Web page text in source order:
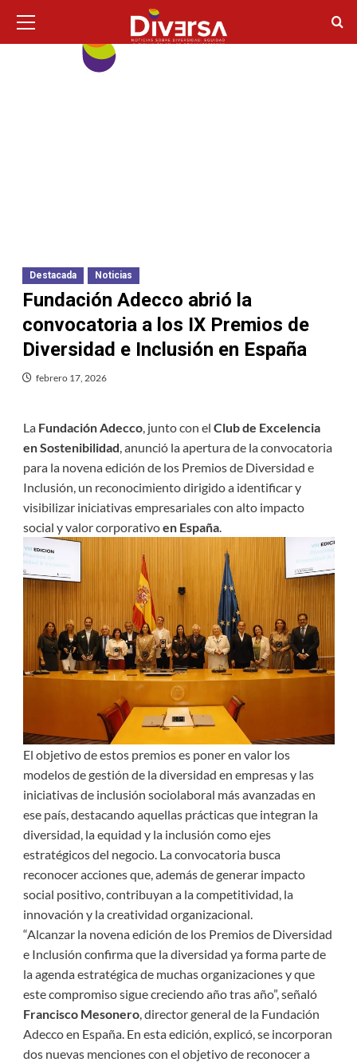
contenido
principal
Destacada Noticias
Fundación Adecco abrió la
convocatoria a los IX Premios de
Diversidad e Inclusión en España
febrero 17, 2026
La Fundación Adecco, junto con el Club de Excelencia
en Sostenibilidad, anunció la apertura de la convocatoria
para la novena edición de los Premios de Diversidad e
Inclusión, un reconocimiento dirigido a identificar y
visibilizar iniciativas empresariales con alto impacto
social y valor corporativoen España.
El objetivo de estos premios es poner en valor los
modelos de gestión de la diversidad en empresas y las
iniciativas de inclusión sociolaboral más avanzadas en
ese país, destacando aquellas prácticas que integran la
diversidad, la equidad y la inclusión como ejes
estratégicos del negocio. La convocatoria busca
reconocer acciones que, además de generar impacto
social positivo, contribuyan a la competitividad, la
innovación y la creatividad organizacional.
“Alcanzar la novena edición de los Premios de Diversidad
e Inclusión confirma que la diversidad ya forma parte de
la agenda estratégica de muchas organizaciones y que
este compromiso sigue creciendo año tras año”, señaló
Francisco Mesonero, director general de la Fundación
Adecco en España. En esta edición, explicó, se incorporan
dos nuevas menciones con el objetivo de reconocer a